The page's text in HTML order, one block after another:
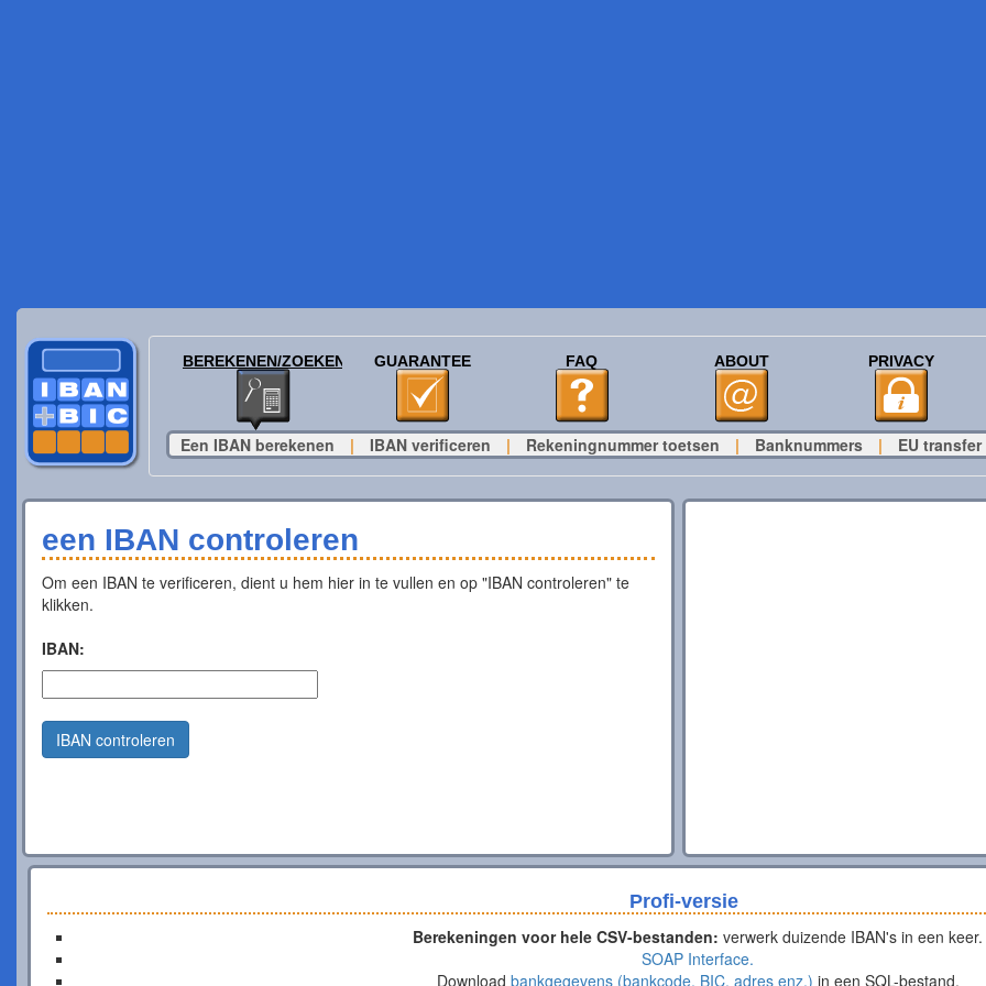
BEREKENEN/ZOEKEN GUARANTEE FAQ ABOUT PRIVACY
Een IBAN berekenen | IBAN verificeren | Rekeningnummer toetsen | Banknummers | EU transfer
een IBAN controleren
Om een IBAN te verificeren, dient u hem hier in te vullen en op "IBAN controleren" te
klikken.
IBAN:
IBAN controleren
Profi-versie
Berekeningen voor hele CSV-bestanden: verwerk duizende IBAN's in een keer.
SOAP Interface.
Download bankgegevens (bankcode, BIC, adres enz.) in een SQL-bestand.